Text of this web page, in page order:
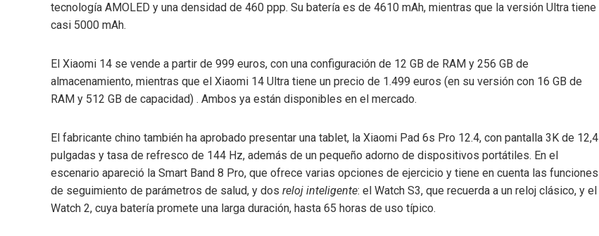
tecnología AMOLED y una densidad de 460 ppp. Su batería es de 4610 mAh, mientras que la versión Ultra tiene
casi 5000 mAh.
El Xiaomi 14 se vende a partir de 999 euros, con una configuración de 12 GB de RAM y 256 GB de
almacenamiento, mientras que el Xiaomi 14 Ultra tiene un precio de 1.499 euros (en su versión con 16 GB de
RAM y 512 GB de capacidad) . Ambos ya están disponibles en el mercado.
El fabricante chino también ha aprobado presentar una tablet, la Xiaomi Pad 6s Pro 12.4, con pantalla 3K de 12,4
pulgadas y tasa de refresco de 144 Hz, además de un pequeño adorno de dispositivos portátiles. En el
escenario apareció la Smart Band 8 Pro, que ofrece varias opciones de ejercicio y tiene en cuenta las funciones
de seguimiento de parámetros de salud, y dos reloj inteligente: el Watch S3, que recuerda a un reloj clásico, y el
Watch 2, cuya batería promete una larga duración, hasta 65 horas de uso típico.